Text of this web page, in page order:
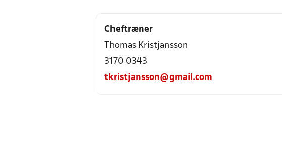
Cheftræner
Thomas Kristjansson
3170 0343
tkristjansson@gmail.com